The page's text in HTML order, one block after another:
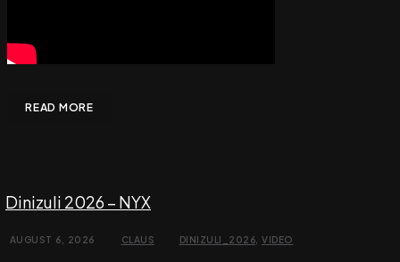
READ MORE
Dinizuli 2026 – NYX
AUGUST 6, 2026 CLAUS DINIZULI_2026 VIDEO